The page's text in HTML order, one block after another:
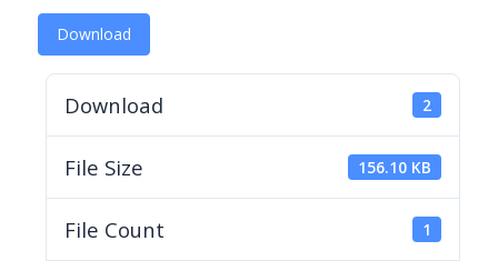
Download
Download 2
File Size 156.10 KB
File Count 1